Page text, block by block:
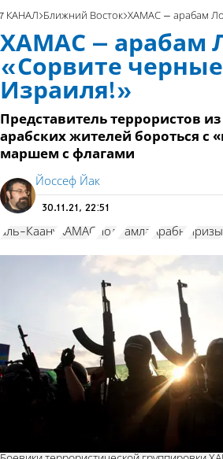
7 КАНАЛ Ближний Восток ХАМАС – арабам Лода: «Сорвите
ХАМАС – арабам
«Сорвите
Израиля!»
Представитель террористов
арабских жителей бороться с
маршем с флагами
Йоссеф Йак
30.11.21, 22:51
аль-Каану ХАМАС Лод Рамла Арабы